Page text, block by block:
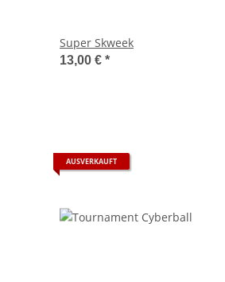
Super Skweek
13,00 € *
AUSVERKAUFT